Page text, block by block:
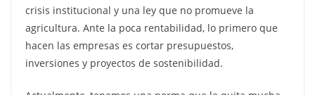
crisis institucional y una ley que no promueve la
agricultura. Ante la poca rentabilidad, lo primero que
hacen las empresas es cortar presupuestos,
inversiones y proyectos de sostenibilidad.